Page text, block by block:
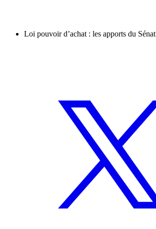
Loi pouvoir d’achat : les apports du Sénat